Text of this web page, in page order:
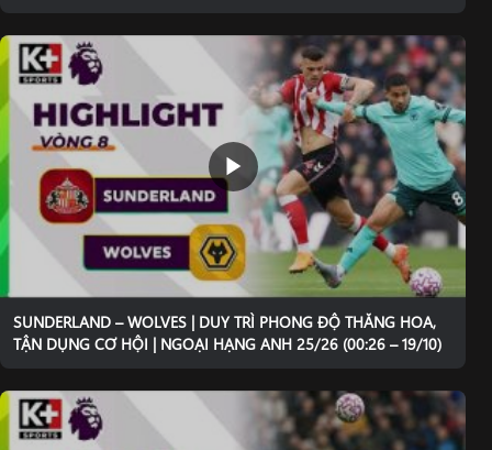
SUNDERLAND – WOLVES | DUY TRÌ PHONG ĐỘ THĂNG HOA,
TẬN DỤNG CƠ HỘI | NGOẠI HẠNG ANH 25/26 (00:26 – 19/10)